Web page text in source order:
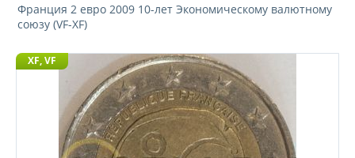
Франция 2 евро 2009 10-лет Экономическому валютному
союзу (VF-XF)
XF, VF